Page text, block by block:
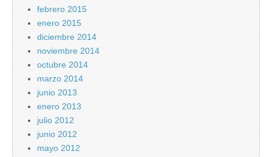
febrero 2015
enero 2015
diciembre 2014
noviembre 2014
octubre 2014
marzo 2014
junio 2013
enero 2013
julio 2012
junio 2012
mayo 2012